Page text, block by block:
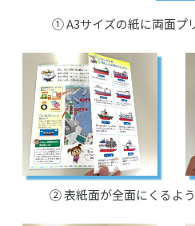
① A3サイズの紙に両面プ
② 表紙面が全面にくるよう